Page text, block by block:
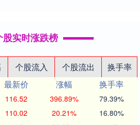
股实时涨跌榜
个股流入 个股流出
换手率
最新价 涨幅
换手率
116.52 396.89% 79.39%
110.02 20.21% 16.80%